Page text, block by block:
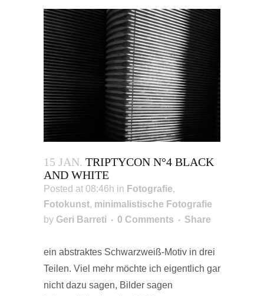
15 JAN. TRIPTYCON N°4 BLACK
AND WHITE
Posted at 08:46h in Fotografie,
Fotokunst, minimalistische Fotografie
by Geri Barreti 0 Comments Share
ein abstraktes Schwarzweiß-Motiv in drei
Teilen. Viel mehr möchte ich eigentlich gar
nicht dazu sagen, Bilder sagen